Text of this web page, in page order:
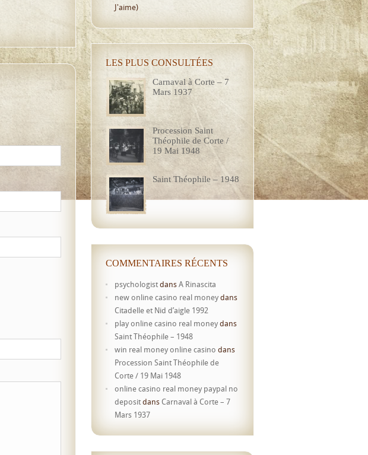
J'aime)
LES PLUS CONSULTÉES
Carnaval à Corte – 7
Mars 1937
Procession Saint
Théophile de Corte /
19 Mai 1948
Saint Théophile – 1948
COMMENTAIRES RÉCENTS
psychologistdansA Rinascita
new online casino real moneydans
Citadelle et Nid d’aigle 1992
play online casino real moneydans
Saint Théophile – 1948
win real money online casino dans
Procession Saint Théophile de
Corte / 19 Mai 1948
online casino real money paypal no
depositdansCarnaval à Corte – 7
Mars 1937